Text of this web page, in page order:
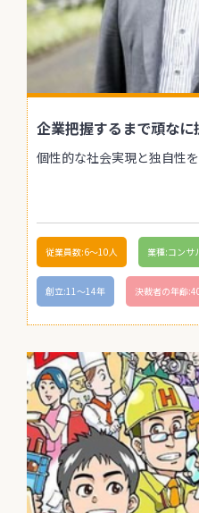
企業把握するまで頑な
個性的な社会実現と独自性
従業員数:6～10人 業種:コンサ
創立:11〜14年 決裁者の年齢